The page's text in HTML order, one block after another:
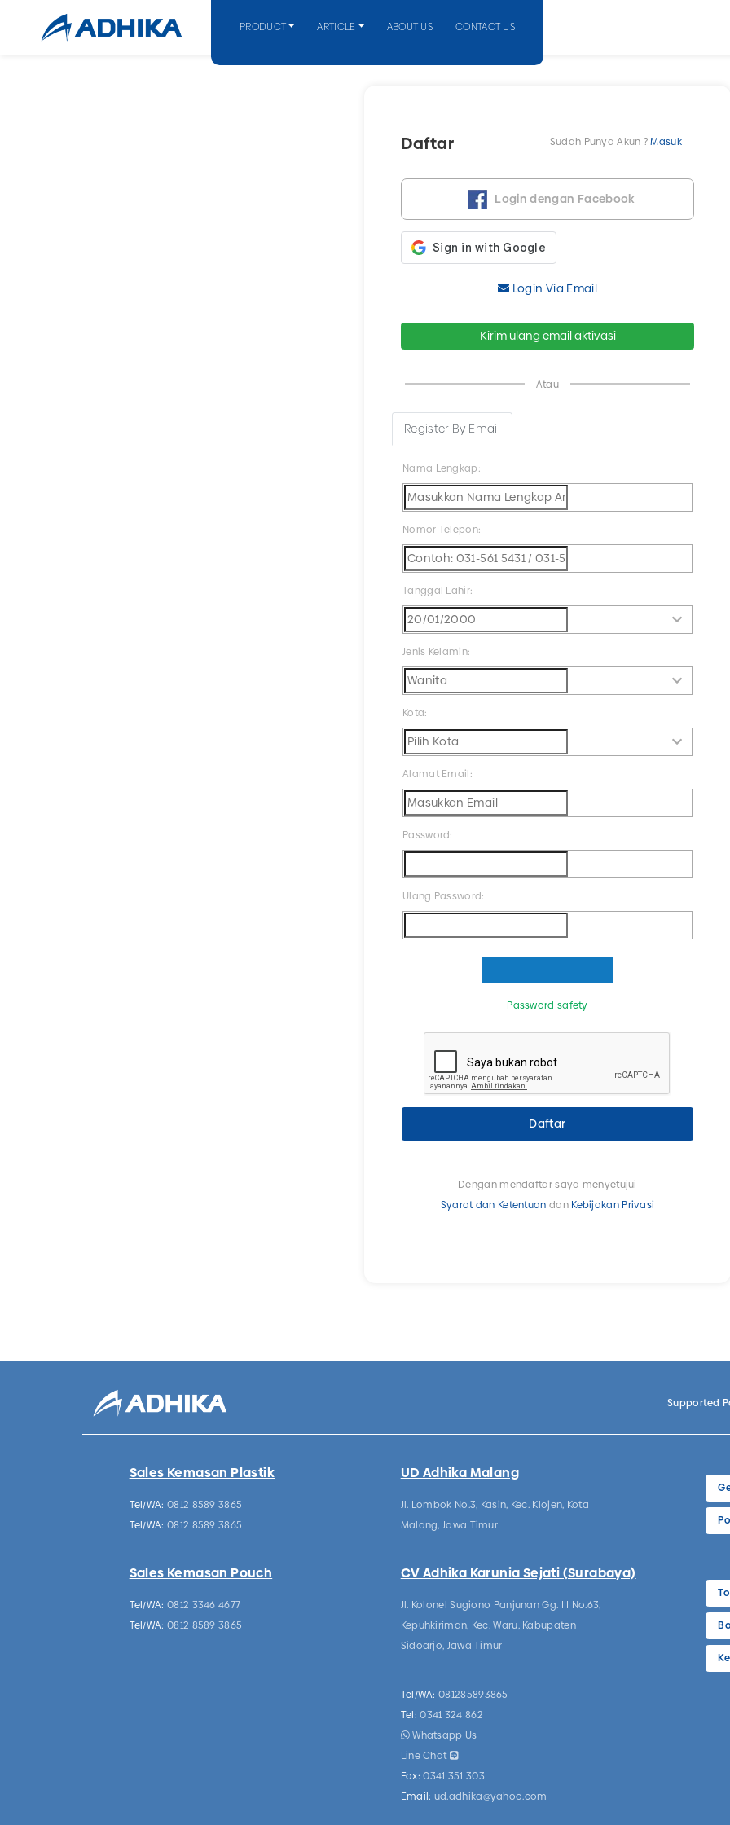
PRODUCT ARTICLE ABOUT US CONTACT US
Daftar Sudah Punya Akun ?Masuk
Login dengan Facebook
Login Via Email
Kirim ulang email aktivasi
Atau
Register By Email
Nama Lengkap:
Nomor Telepon:
Tanggal Lahir:
Jenis Kelamin:
Kota:
Alamat Email:
Password:
Ulang Password:
Password safety
Daftar
Dengan mendaftar saya menyetujui
Syarat dan Ketentuan dan Kebijakan Privasi
Supported
Sales Kemasan Plastik
Tel/WA: 0812 8589 3865
Tel/WA: 0812 8589 3865
Sales Kemasan Pouch
Tel/WA: 0812 3346 4677
Tel/WA: 0812 8589 3865
UD Adhika Malang
Jl. Lombok No.3, Kasin, Kec. Klojen, Kota
Malang, Jawa Timur
CV Adhika Karunia Sejati (Surabaya)
Jl. Kolonel Sugiono Panjunan Gg. III No.63,
Kepuhkiriman, Kec. Waru, Kabupaten
Sidoarjo, Jawa Timur
Tel/WA: 081285893865
Tel: 0341 324 862
Whatsapp Us
Line Chat
Fax: 0341 351 303
Email: ud.adhika@yahoo.com